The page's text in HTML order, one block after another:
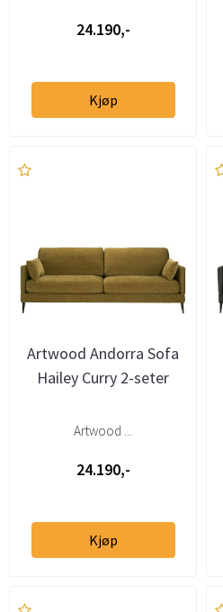
24.190,-
Kjøp
Artwood Andorra Sofa
Hailey Curry 2-seter
Artwood ...
24.190,-
Kjøp